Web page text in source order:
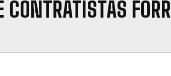
Newsletter